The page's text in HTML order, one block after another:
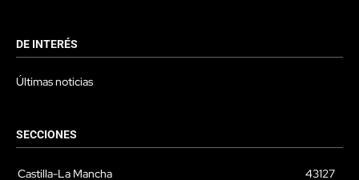
DE INTERÉS
Últimas noticias
SECCIONES
Castilla-La Mancha 43127